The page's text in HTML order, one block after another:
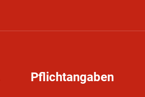
Pflichtangaben